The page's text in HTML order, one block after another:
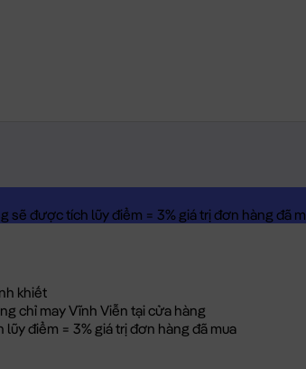
sẽ được tích lũy điểm = 3% giá trị đơn hàng đã
khiết
chỉ may Vĩnh Viễn tại cửa hàng
điểm = 3% giá trị đơn hàng đã mua